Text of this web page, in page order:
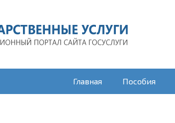
Главная Пособия